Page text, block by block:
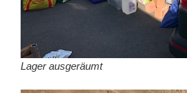
Lager ausgeräumt